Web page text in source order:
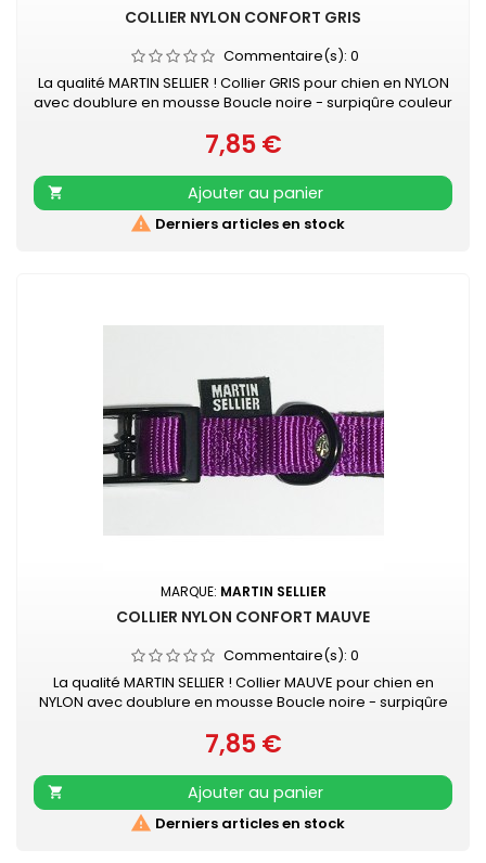
COLLIER NYLON CONFORT GRIS
Commentaire(s): 0
La qualité MARTIN SELLIER ! Collier GRIS pour chien en NYLON
avec doublure en mousse Boucle noire - surpiqûre couleur
confort Nylon ultra-résistant Boucle laquée noire Couleur
acidulée qui soulignera tout type de pelage. Existe aussi en
turquoise, vert, rouge, orange, noir, mauve, rose et beige
Prix
7,85 €

Ajouter au panier
 Derniers articles en stock
MARQUE: MARTIN SELLIER
COLLIER NYLON CONFORT MAUVE
Commentaire(s): 0
La qualité MARTIN SELLIER ! Collier MAUVE pour chien en
NYLON avec doublure en mousse Boucle noire - surpiqûre
davantage de confort Nylon ultra-résistant Boucle laquée
noire Couleur acidulée qui soulignera tout type de pelage.
Existe aussi en turquoise, vert, rouge, orange, noir, gris,
rose et beige
Prix
7,85 €

Ajouter au panier
 Derniers articles en stock